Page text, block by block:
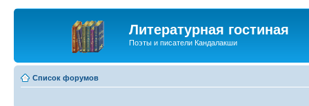
Литературная гостиная
Поэты и писатели Кандалакши
Список форумов